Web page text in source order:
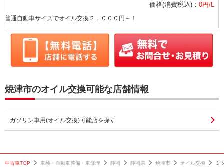
価格(消費税込)： 0円/L
普通自動車サイズでオイル交換２．０００円～！
焼津市のオイル交換可能な店舗情報
ガソリン車用(オイル交換)可能店を探す
中古車TOP 車検・自動車整備・車修理 静岡 静岡県 焼津市 オイル交換 ミ